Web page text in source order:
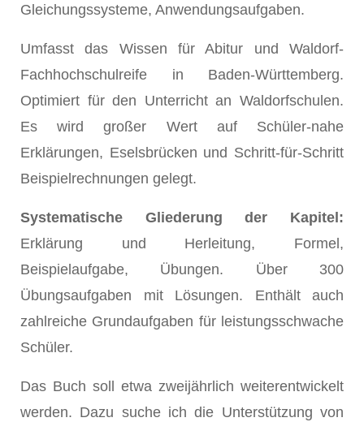
Gleichungssysteme, Anwendungsaufgaben.
Umfasst das Wissen für Abitur und Waldorf-
Fachhochschulreife in Baden-Württemberg.
Optimiert für den Unterricht an Waldorfschulen.
Es wird großer Wert auf Schüler-nahe
Erklärungen, Eselsbrücken und Schritt-für-Schritt
Beispielrechnungen gelegt.
Systematische Gliederung der Kapitel:
Erklärung und Herleitung, Formel,
Beispielaufgabe, Übungen. Über 300
Übungsaufgaben mit Lösungen. Enthält auch
zahlreiche Grundaufgaben für leistungsschwache
Schüler.
Das Buch soll etwa zweijährlich weiterentwickelt
werden. Dazu suche ich die Unterstützung von